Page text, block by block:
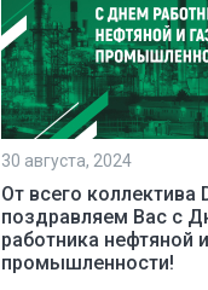
30 августа, 2024
От всего коллектива
поздравляем Вас с
работника нефтяной
промышленности!